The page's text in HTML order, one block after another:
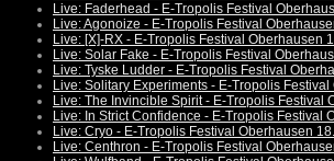
Live: Faderhead - E-Tropolis Festival
Live: Agonoize - E-Tropolis Festival
Live: [X]-RX - E-Tropolis Festival Oberhausen
Live: Solar Fake - E-Tropolis Festival
Live: Tyske Ludder - E-Tropolis Festival
Live: Solitary Experiments - E-Tropolis
Live: The Invincible Spirit - E-Tropolis Festival
Live: In Strict Confidence - E-Tropolis Festival
Live: Cryo - E-Tropolis Festival Oberhausen
Live: Centhron - E-Tropolis Festival